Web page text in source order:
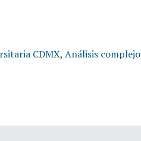
CDMX,Análisis complejo